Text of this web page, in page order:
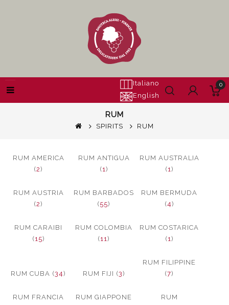
Italiano
English
0
RUM
SPIRITS RUM
RUM AMERICA
(2)
RUM ANTIGUA
(1)
RUM AUSTRALIA
(1)
RUM AUSTRIA
(2)
RUM BARBADOS
(55)
RUM BERMUDA
(4)
RUM CARAIBI
(15)
RUM COLOMBIA
(11)
RUM COSTARICA
(1)
RUM CUBA (34) RUM FIJI (3)
RUM FILIPPINE
(7)
RUM FRANCIA
RUM GIAPPONE
RUM